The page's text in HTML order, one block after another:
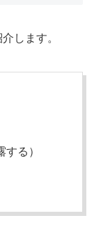
します。
る）